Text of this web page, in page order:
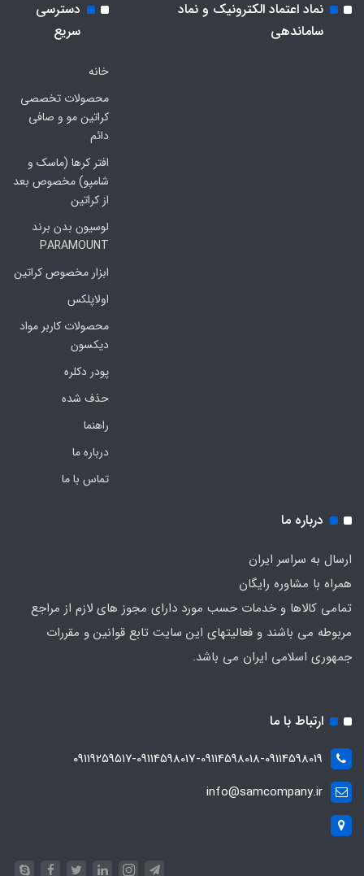
نماد اعتماد الکترونیک و نماد
ساماندهی
دسترسی
سریع
خانه
محصولات تخصصی
کراتین مو و صافی
دائم
افتر کرها (ماسک و
شامپو) مخصوص بعد
از کراتین
لوسیون بدن برند
PARAMOUNT
ابزار مخصوص کراتین
اولاپلکس
محصولات کاربر مواد
دیکسون
پودر دکلره
حذف شده
راهنما
درباره ما
تماس با ما
درباره ما
ارسال به سراسر ایران
همراه با مشاوره رایگان
تمامی کالاها و خدمات حسب مورد دارای مجوز های لازم از مراجع
مربوطه می باشند و فعالیتهای این سایت تابع قوانین و مقررات
جمهوری اسلامی ایران می باشد.
ارتباط با ما
۰۹۱۱۹۲۵۹۵۱۷-09114598017-09114598018-09114598019
info@samcompany.ir